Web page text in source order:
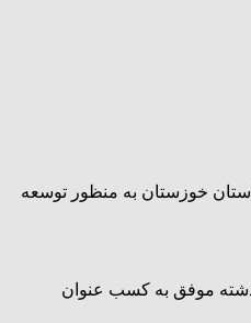
خوزستان به منظور توسعه
موفق به کسب عنوان